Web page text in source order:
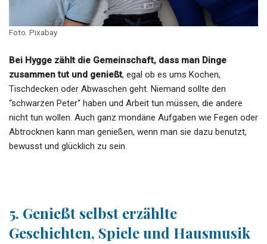
Foto. Pixabay
Bei Hygge zählt die Gemeinschaft, dass man Dinge
zusammen tut und genießt, egal ob es ums Kochen,
Tischdecken oder Abwaschen geht. Niemand sollte den
“schwarzen Peter“ haben und Arbeit tun müssen, die andere
nicht tun wollen. Auch ganz mondäne Aufgaben wie Fegen oder
Abtrocknen kann man genießen, wenn man sie dazu benutzt,
bewusst und glücklich zu sein.
5. Genießt selbst erzählte
Geschichten, Spiele und Hausmusik